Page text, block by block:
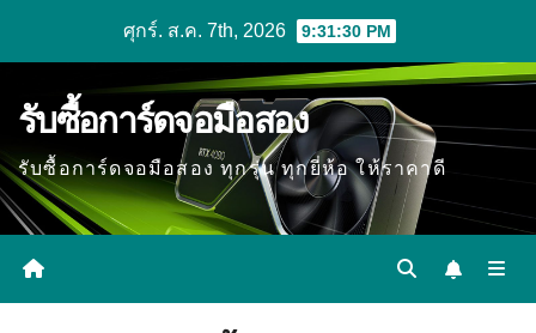
ศุกร์. ส.ค. 7th, 2026 9:31:31 PM
รับซื้อการ์ดจอมือสอง
รับซื้อการ์ดจอมือสอง ทุกรุ่น ทุกยี่ห้อ ให้ราคาดี